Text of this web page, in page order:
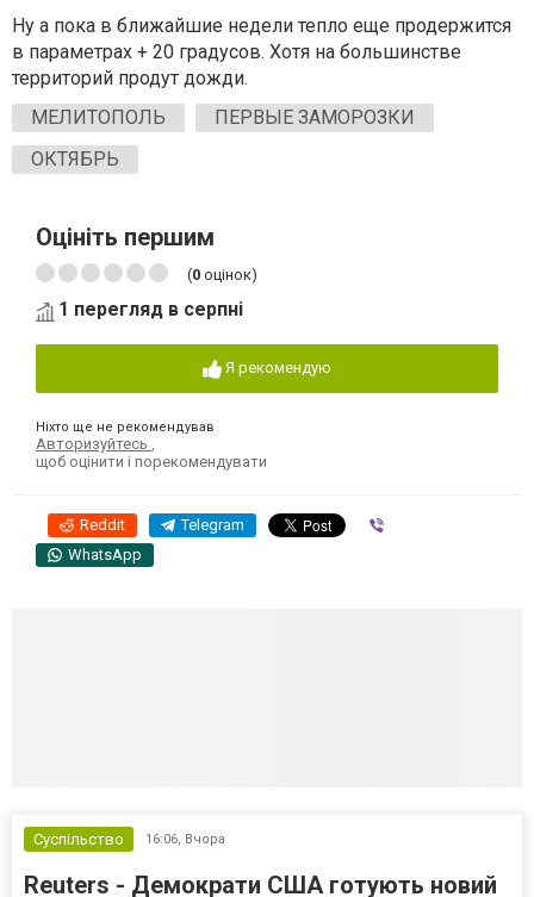
Ну а пока в ближайшие недели тепло еще продержится
в параметрах + 20 градусов. Хотя на большинстве
территорий продут дожди.
МЕЛИТОПОЛЬ
ПЕРВЫЕ ЗАМОРОЗКИ
ОКТЯБРЬ
Оцініть першим
(0 оцінок)
1 перегляд в серпні
Я рекомендую
Ніхто ще не рекомендував
Авторизуйтесь
щоб оцінити і порекомендувати
Reddit Telegram
WhatsApp
Суспільство 16:06, Вчора
Reuters - Демократи США готують новий